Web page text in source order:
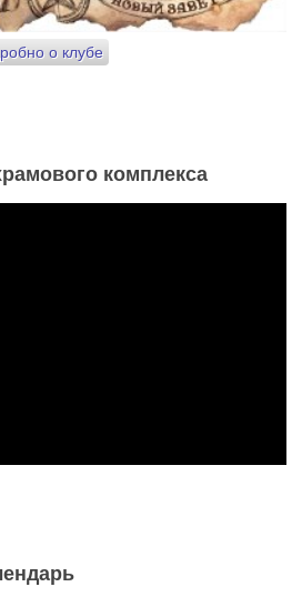
о клубе
комплекса